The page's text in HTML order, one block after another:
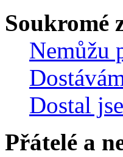
Soukromé
Nemůžu
Dostal
Přátelé a